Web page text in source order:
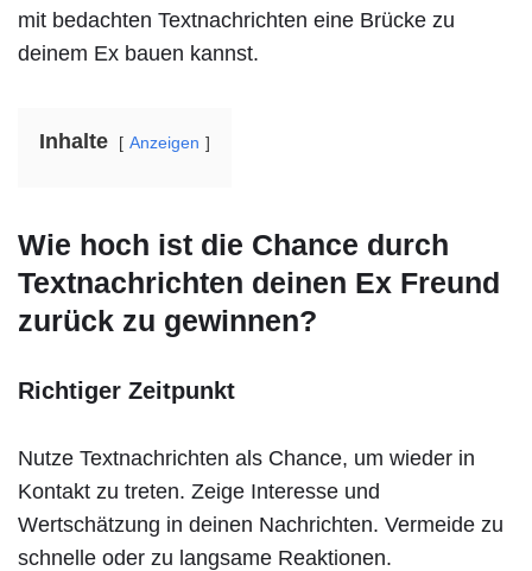
mit bedachten Textnachrichten eine Brücke zu
deinem Ex bauen kannst.
Inhalte Anzeigen
Wie hoch ist die Chance durch
Textnachrichten deinen Ex Freund
zurück zu gewinnen?
Richtiger Zeitpunkt
Nutze Textnachrichten als Chance, um wieder in
Kontakt zu treten. Zeige Interesse und
Wertschätzung in deinen Nachrichten. Vermeide zu
schnelle oder zu langsame Reaktionen.